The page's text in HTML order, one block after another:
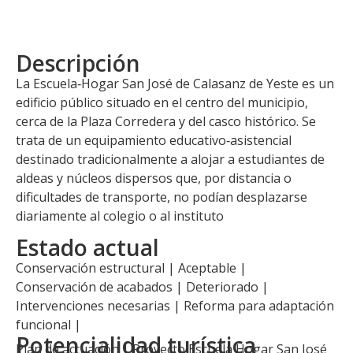
Descripción
La Escuela‑Hogar San José de Calasanz de Yeste es un
edificio público situado en el centro del municipio,
cerca de la Plaza Corredera y del casco histórico. Se
trata de un equipamiento educativo‑asistencial
destinado tradicionalmente a alojar a estudiantes de
aldeas y núcleos dispersos que, por distancia o
dificultades de transporte, no podían desplazarse
diariamente al colegio o al instituto
Estado actual
Conservación estructural | Aceptable |
Conservación de acabados | Deteriorado |
Intervenciones necesarias | Reforma para adaptación
funcional |
Potencialidad turística
Plan de actuación |Proyecto Escuela Hogar San José